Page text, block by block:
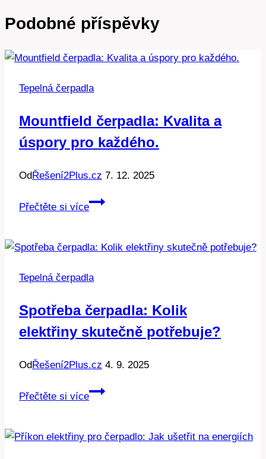
Podobné příspěvky
Tepelná čerpadla
Mountfield čerpadla: Kvalita a
úspory pro každého.
OdŘešení2Plus.cz 7. 12. 2025
Přečtěte si více
Mountfield
a
pro
Tepelná čerpadla
Spotřeba čerpadla: Kolik
elektřiny skutečně potřebuje?
OdŘešení2Plus.cz 4. 9. 2025
Přečtěte si více
Spotřeba
elektřiny